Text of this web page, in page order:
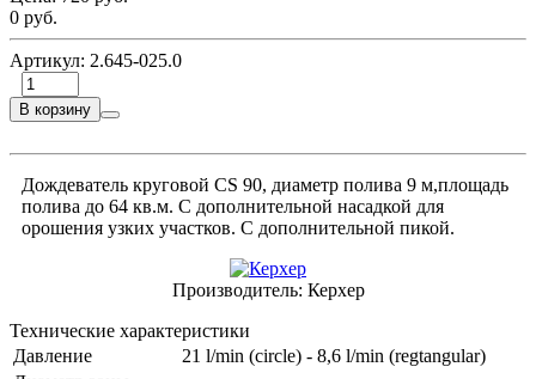
0 руб.
Артикул: 2.645-025.0
В корзину
Дождеватель круговой CS 90, диаметр полива 9 м,площадь
полива до 64 кв.м. С дополнительной насадкой для
орошения узких участков. С дополнительной пикой.
Производитель: Керхер
Технические характеристики
Давление
21 l/min (circle) - 8,6 l/min (regtangular)